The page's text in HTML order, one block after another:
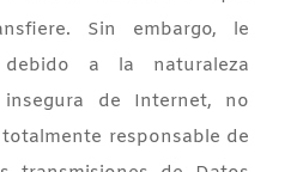
Sin embargo, le
debido a la naturaleza
de Internet, no
responsable de